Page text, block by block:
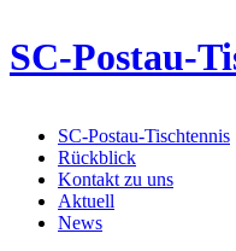
SC-Postau-
SC-Postau-Tischtennis
Rückblick
Kontakt zu uns
Aktuell
News